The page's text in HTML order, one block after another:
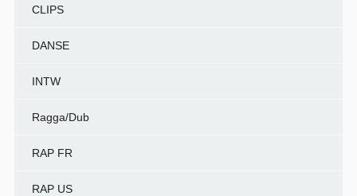
CLIPS
DANSE
INTW
Ragga/Dub
RAP FR
RAP US